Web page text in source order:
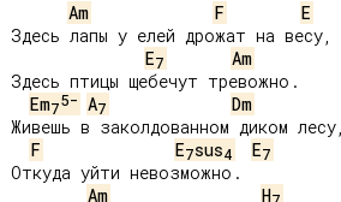
Am F
E
Здесь лапы у елей дрожат на весу,
E7
Am
Здесь птицы щебечут тревожно.
Em75- A7
Dm
Живешь в заколдованном диком лесу,
F
E7sus4 E7
Откуда уйти невозможно.
Am
H